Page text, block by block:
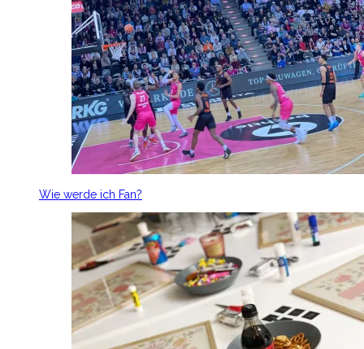
Wie werde ich Fan?